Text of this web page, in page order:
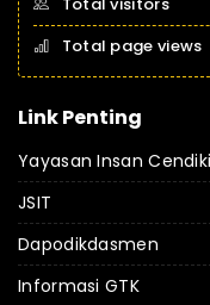
Total page views
Link Penting
Yayasan Insan
JSIT
Dapodikdasmen
Informasi GTK